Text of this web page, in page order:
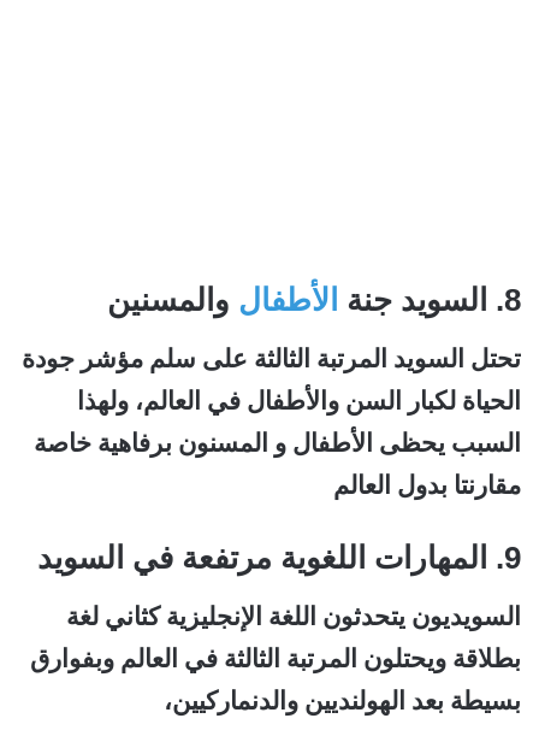
8. السويد جنة الأطفال والمسنين
تحتل السويد المرتبة الثالثة على سلم مؤشر جودة
الحياة لكبار السن والأطفال في العالم، ولهذا
السبب يحظى الأطفال و المسنون برفاهية خاصة
مقارنتا بدول العالم
9. المهارات اللغوية مرتفعة في السويد
السويديون يتحدثون اللغة الإنجليزية كثاني لغة
بطلاقة ويحتلون المرتبة الثالثة في العالم وبفوارق
بسيطة بعد الهولنديين والدنماركيين،